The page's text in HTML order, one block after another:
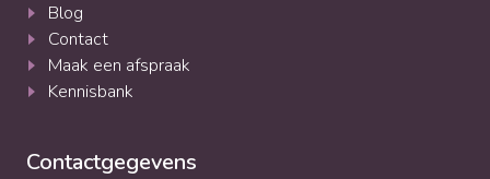
Blog
Contact
Maak een afspraak
Kennisbank
Contactgegevens